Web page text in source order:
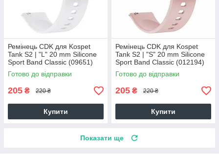
Ремінець CDK для Kospet
Tank S2 | "L" 20 mm Silicone
Sport Band Classic (09651)
(white)
Готово до відправки
205 ₴ 220 ₴
Купити
Ремінець CDK для Kospet
Tank S2 | "S" 20 mm Silicone
Sport Band Classic (012194)
(pink)
Готово до відправки
205 ₴ 220 ₴
Купити
Показати ще